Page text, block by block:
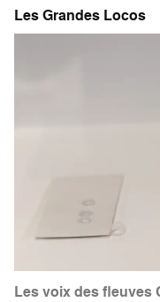
Les Grandes Locos
Les voix des fleuves